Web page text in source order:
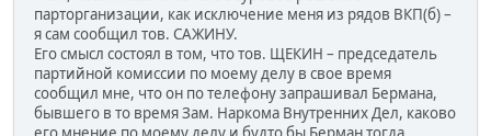
парторганизации, как исключение меня из рядов ВКП(б) –
я сам сообщил тов. САЖИНУ.
Его смысл состоял в том, что тов. ЩЕКИН – председатель
партийной комиссии по моему делу в свое время
сообщил мне, что он по телефону запрашивал Бермана,
бывшего в то время Зам. Наркома Внутренних Дел, каково